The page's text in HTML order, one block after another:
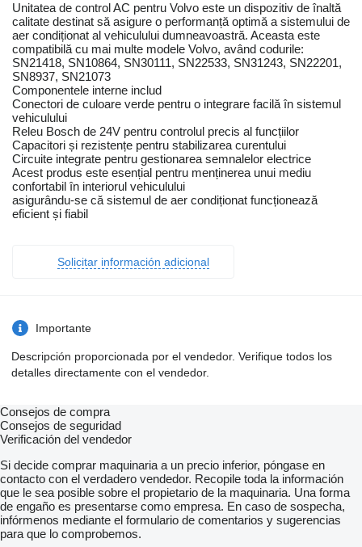
Unitatea de control AC pentru Volvo este un dispozitiv de înaltă
calitate destinat să asigure o performanță optimă a sistemului de
aer condiționat al vehiculului dumneavoastră. Aceasta este
compatibilă cu mai multe modele Volvo, având codurile:
SN21418, SN10864, SN30111, SN22533, SN31243, SN22201,
SN8937, SN21073
Componentele interne includ
Conectori de culoare verde pentru o integrare facilă în sistemul
vehiculului
Releu Bosch de 24V pentru controlul precis al funcțiilor
Capacitori și rezistențe pentru stabilizarea curentului
Circuite integrate pentru gestionarea semnalelor electrice
Acest produs este esențial pentru menținerea unui mediu
confortabil în interiorul vehiculului
asigurându-se că sistemul de aer condiționat funcționează
eficient și fiabil
Solicitar información adicional
Importante
Descripción proporcionada por el vendedor. Verifique todos los
detalles directamente con el vendedor.
Consejos de compra
Consejos de seguridad
Verificación del vendedor
Si decide comprar maquinaria a un precio inferior, póngase en
contacto con el verdadero vendedor. Recopile toda la información
que le sea posible sobre el propietario de la maquinaria. Una forma
de engaño es presentarse como empresa. En caso de sospecha,
infórmenos mediante el formulario de comentarios y sugerencias
para que lo comprobemos.